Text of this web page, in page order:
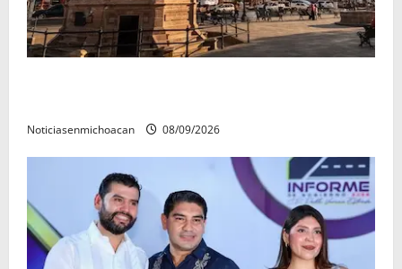
Noticiasenmichoacan 08/09/2026